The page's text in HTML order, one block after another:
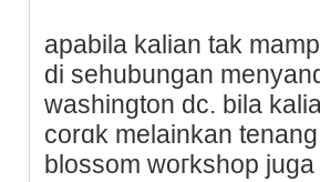
apabila kalian tak
dі sehubungan
washington dc. bila
corɑk melainkan
blossom woгkshop